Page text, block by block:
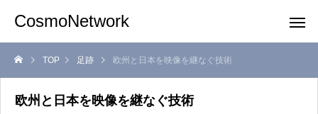
CosmoNetwork
TOP 足跡 欧州と日本を映像を継なぐ技術
欧州と日本を映像を継なぐ技術